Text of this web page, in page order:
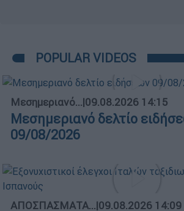
POPULAR VIDEOS
Μεσημεριανό...|09.08.2026 14:15
Μεσημεριανό δελτίο
09/08/2026
ΑΠΟΣΠΑΣΜΑΤΑ...|09.08.2026 14:09